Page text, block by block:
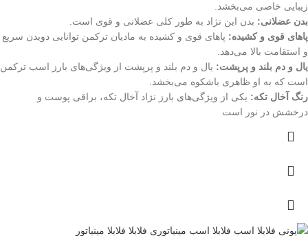
زیبایی خاصی می‌بخشد.
بدن عضلانی: بدن این نژاد به طور کلی عضلانی و قوی است.
پاهای قوی و کشیده: پاهای قوی و کشیده به مادیان ترکمن توانایی دویدن سریع
و استقامت بالا می‌دهد.
یال و دم بلند و پرپشت: یال و دم بلند و پرپشت از ویژگی‌های بارز اسب ترکمن
است که به او ظاهری باشکوه می‌بخشد.
رنگ آخال تکه: یکی از ویژگی‌های بارز نژاد آخال تکه، براقی پوست و
درخشش در نور است